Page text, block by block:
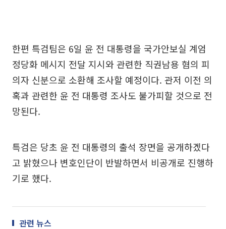
한편 특검팀은 6일 윤 전 대통령을 국가안보실 계엄
정당화 메시지 전달 지시와 관련한 직권남용 혐의 피
의자 신분으로 소환해 조사할 예정이다. 관저 이전 의
혹과 관련한 윤 전 대통령 조사도 불가피할 것으로 전
망된다.
특검은 당초 윤 전 대통령의 출석 장면을 공개하겠다
고 밝혔으나 변호인단이 반발하면서 비공개로 진행하
기로 했다.
관련 뉴스